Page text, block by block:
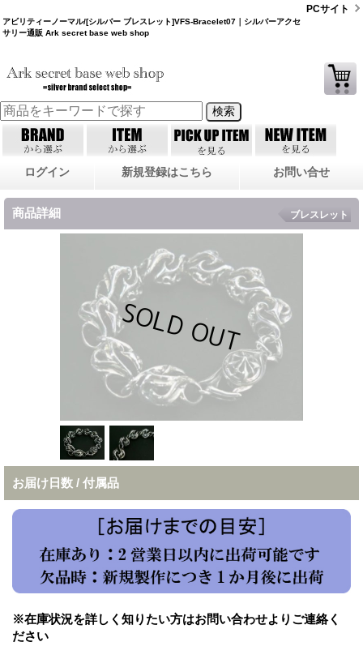
アビリティーノーマル/[シルバー ブレスレット]VFS-Bracelet07｜シルバーアクセ
サリー通販 Ark secret base web shop
PCサイト
ログイン 新規登録はこちら お問い合せ
商品詳細 ブレスレット
お届け日数 / 付属品
※在庫状況を詳しく知りたい方はお問い合わせよりご連絡く
ださい